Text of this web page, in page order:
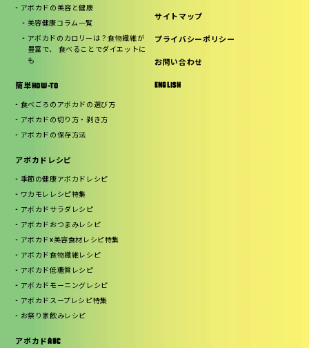
アボカドの美容と健康
美容健康コラム一覧
アボカドのカロリーは？食物繊維が
豊富で、 食べることでダイエットに
も
簡単HOW-TO
食べごろのアボカドの選び方
アボカドの切り方・剥き方
アボカドの保存方法
アボカドレシピ
季節の健康アボカドレシピ
ワカモレレシピ特集
アボカドサラダレシピ
アボカドおつまみレシピ
アボカド×美容食材レシピ特集
アボカド食物繊維レシピ
アボカド低糖質レシピ
アボカドモーニングレシピ
アボカドスープレシピ特集
お祭り家飲みレシピ
アボカドABC
サイトマップ
プライバシーポリシー
お問い合わせ
ENGLISH